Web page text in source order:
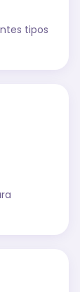
tipos